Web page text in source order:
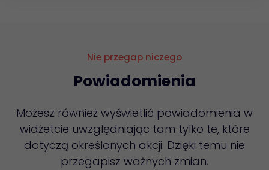
Nie przegap niczego
Powiadomienia
Możesz również wyświetlić powiadomienia w
widżetcie uwzględniając tam tylko te, które
dotyczą określonych akcji. Dzięki temu nie
przegapisz ważnych zmian.